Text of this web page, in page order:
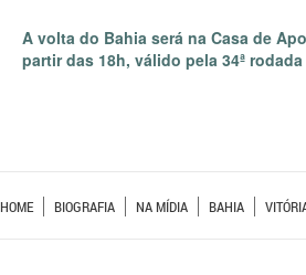
A volta do Bahia será na Casa de
partir das 18h, válido pela 34ª
HOME BIOGRAFIA NA MÍDIA BAHIA